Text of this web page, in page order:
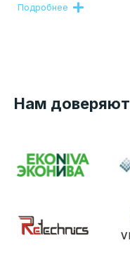
Подробнее
Нам доверяют